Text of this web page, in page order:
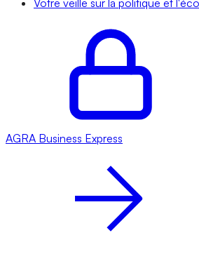
Votre veille sur la politique et
AGRA Business Express